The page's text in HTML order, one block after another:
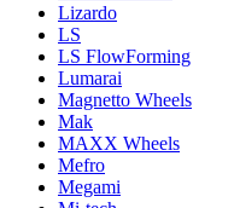
Lizardo
LS
LS FlowForming
Lumarai
Magnetto Wheels
Mak
MAXX Wheels
Mefro
Megami